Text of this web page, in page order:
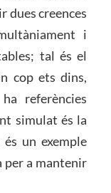
dues creences
i
tal és el
cop ets dins,
referències
simulat és la
un exemple
per a mantenir